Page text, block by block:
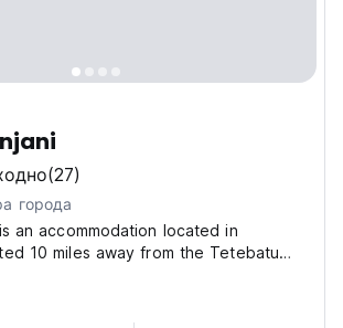
(27)
города
an accommodation located in
10 miles away from the Tetebatu
private parking, a terrace, and a
has a bar and is located within 3.9...